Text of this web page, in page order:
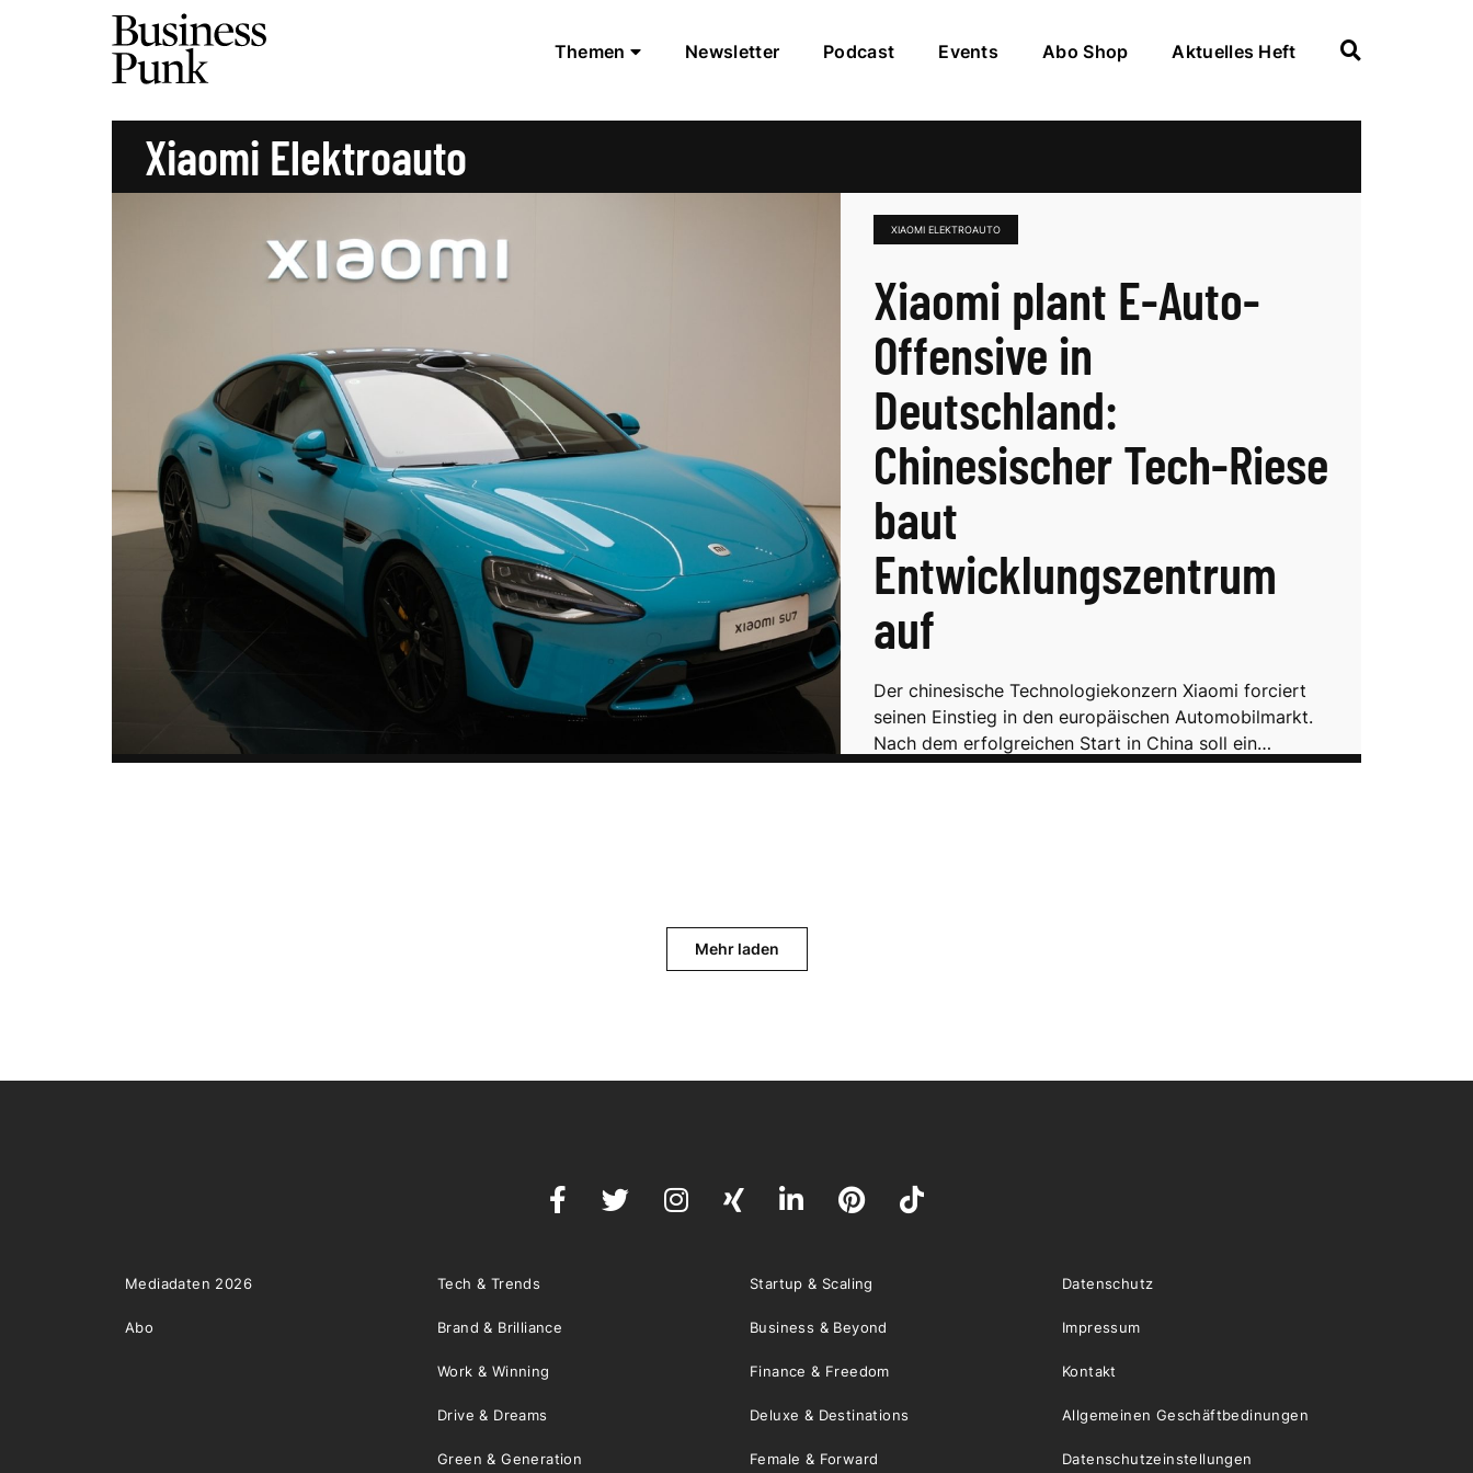
Themen Newsletter Podcast Events Abo Shop Aktuelles Heft
Xiaomi Elektroauto
XIAOMI ELEKTROAUTO
Xiaomi plant E-Auto-
Offensive in
Deutschland:
Chinesischer Tech-Riese
baut
Entwicklungszentrum
auf
Der chinesische Technologiekonzern Xiaomi forciert
seinen Einstieg in den europäischen Automobilmarkt.
Nach dem erfolgreichen Start in China soll ein…
Mehr laden
Mediadaten 2026
Abo
Tech & Trends Startup & Scaling
Brand & Brilliance Business & Beyond
Work & Winning Finance & Freedom
Drive & Dreams Deluxe & Destinations
Green & Generation Female & Forward
Datenschutz
Impressum
Kontakt
Allgemeinen Geschäftbedinungen
Datenschutzeinstellungen